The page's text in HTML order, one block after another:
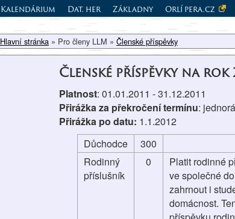
Kalendárium Dat. her Základny Orlí pera.cz
Hlavní stránka » Pro členy LLM » Členské příspěvky
Členské příspěvky na rok
Platnost: 01.01.2011 - 31.12.2011
Přirážka za překročení termínu:
Přirážka po datu: 1.1.2012
Důchodce
300
Rodinný
příslušník
0
Platit rodinné
ve společné
zahrnout i
domácnost.